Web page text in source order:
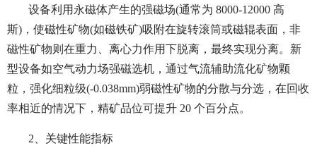
设备利用永磁体产生的强磁场(通常为 8000-12000 高
斯)，使磁性矿物(如磁铁矿)吸附在旋转滚筒或磁辊表面，非
磁性矿物则在重力、离心力作用下脱离，最终实现分离。新
型设备如空气动力场强磁选机，通过气流辅助流化矿物颗
粒，强化细粒级(-0.038mm)弱磁性矿物的分散与分选，在回收
率相近的情况下，精矿品位可提升 20 个百分点。
2、关键性能指标